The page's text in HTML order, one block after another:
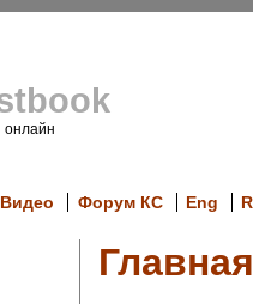
Видео Форум КС Eng
Главная